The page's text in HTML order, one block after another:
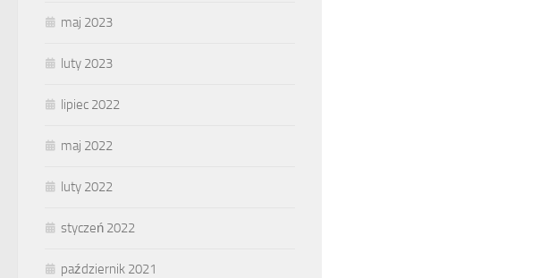
maj 2023
luty 2023
lipiec 2022
maj 2022
luty 2022
styczeń 2022
październik 2021